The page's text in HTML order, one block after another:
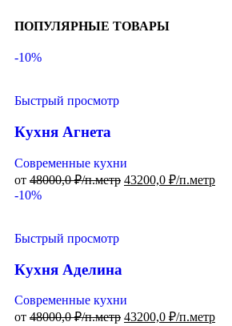
ПОПУЛЯРНЫЕ ТОВАРЫ
-10%
Быстрый просмотр
Кухня Агнета
Современные кухни
от 48000,0₽/п.метр 43200,0 ₽/п.метр
-10%
Быстрый просмотр
Кухня Аделина
Современные кухни
от 48000,0₽/п.метр 43200,0 ₽/п.метр